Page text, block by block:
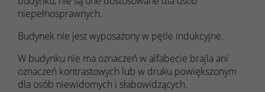
niepełnosprawnych.
Budynek nie jest wyposażony w pętle indukcyjne.
W budynku nie ma oznaczeń w alfabecie brajla ani
oznaczeń kontrastowych lub w druku powiększonym
dla osób niewidomych i słabowidzących.